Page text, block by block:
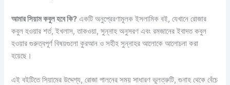
আমার সিয়াম কবুল হবে কি? একটি অনুপ্রেরণামূলক ইসলামিক বই, যেখানে রোজার
কবুল হওয়ার শর্ত, ইখলাস, তাকওয়া, সুন্নাহ অনুসরণ এবং রমজানের ইবাদত কবুল
হওয়ার গুরুত্বপূর্ণ বিষয়গুলো কুরআন ও সহীহ সুন্নাহর আলোকে আলোচনা করা
হয়েছে।
এই বইটিতে সিয়ামের উদ্দেশ্য, রোজা পালনের সময় সাধারণ ভুলত্রুটি, গুনাহ থেকে বেঁচে